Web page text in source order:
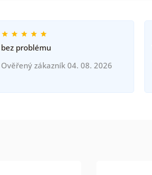
bez problému
Ověřený zákazník 04. 08. 2026